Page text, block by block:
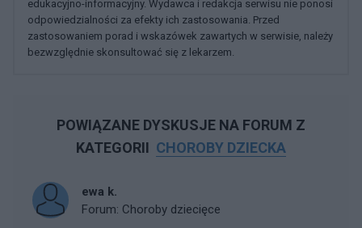
edukacyjno-informacyjny. Wydawca i redakcja serwisu nie ponosi
odpowiedzialności za efekty ich zastosowania. Przed
zastosowaniem porad i wskazówek zawartych w serwisie, należy
bezwzględnie skonsultować się z lekarzem.
POWIĄZANE DYSKUSJE NA FORUM Z
KATEGORII CHOROBY DZIECKA
ewa k.
Forum: Choroby dziecięce